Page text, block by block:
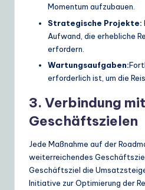
Momentum aufzubauen.
Strategische Projekte:
Aufwand, die erhebliche
erfordern.
Wartungsaufgaben:
erforderlich ist, um die
3. Verbindung mit
Geschäftszielen
Jede Maßnahme auf der
weiterreichendes
Geschäftsziel die
Initiative zur Optimierung der